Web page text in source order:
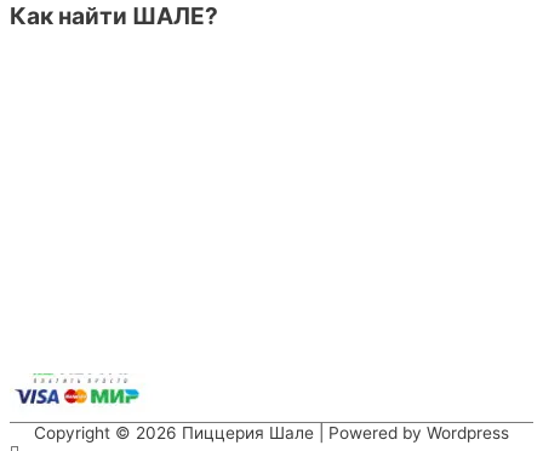
Как найти ШАЛЕ?
Copyright © 2026 Пиццерия Шале | Powered by Wordpress